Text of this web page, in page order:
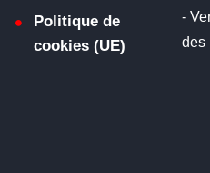
Politique de
cookies (UE)
-
des